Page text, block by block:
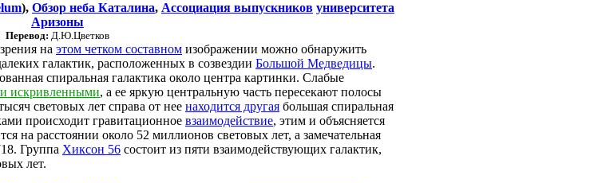
), Обзор неба Каталина, Ассоциация выпускников университета
Аризоны
Перевод: Д.Ю.Цветков
на этом четком составном изображении можно обнаружить
галактик, расположенных в созвездии Большой Медведицы.
спиральная галактика около центра картинки. Слабые
искривленными, а ее яркую центральную часть пересекают полосы
световых лет справа от нее находится другая большая спиральная
происходит гравитационное взаимодействие, этим и объясняется
на расстоянии около 52 миллионов световых лет, а замечательная
Группа Хиксон 56 состоит из пяти взаимодействующих галактик,
лет.